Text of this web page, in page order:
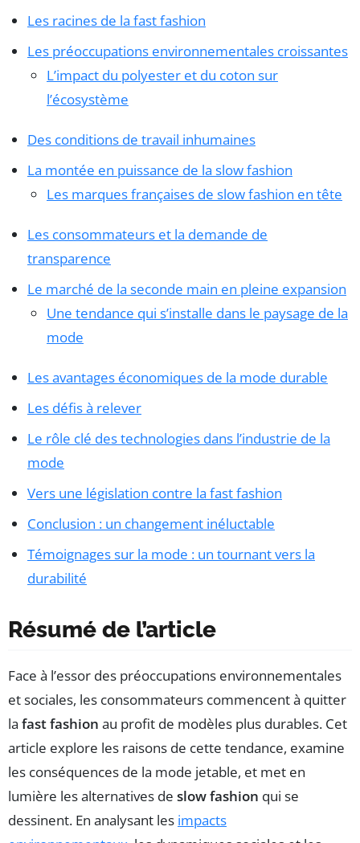
Les racines de la fast fashion
Les préoccupations environnementales croissantes
L’impact du polyester et du coton sur
l’écosystème
Des conditions de travail inhumaines
La montée en puissance de la slow fashion
Les marques françaises de slow fashion en tête
Les consommateurs et la demande de
transparence
Le marché de la seconde main en pleine expansion
Une tendance qui s’installe dans le paysage de la
mode
Les avantages économiques de la mode durable
Les défis à relever
Le rôle clé des technologies dans l’industrie de la
mode
Vers une législation contre la fast fashion
Conclusion : un changement inéluctable
Témoignages sur la mode : un tournant vers la
durabilité
Résumé de l’article
Face à l’essor des préoccupations environnementales
et sociales, les consommateurs commencent à quitter
la fast fashion au profit de modèles plus durables. Cet
article explore les raisons de cette tendance, examine
les conséquences de la mode jetable, et met en
lumière les alternatives de slow fashion qui se
dessinent. En analysant les impacts